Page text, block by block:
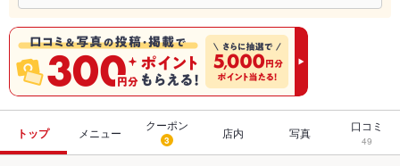
トップ メニュー
クーポン
3 店内 写真 口コミ
49